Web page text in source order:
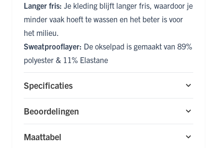
Langer fris: Je kleding blijft langer fris, waardoor je
minder vaak hoeft te wassen en het beter is voor
het milieu.
Sweatprooflayer: De okselpad is gemaakt van 89%
polyester & 11% Elastane
Specificaties
Beoordelingen
Maattabel